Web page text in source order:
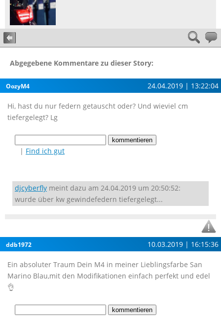
Abgegebene Kommentare zu dieser Story:
OozyM4 24.04.2019 | 13:22:04
Hi, hast du nur federn getauscht oder? Und wieviel cm
tiefergelegt? Lg
| Find ich gut
djcyberfly meint dazu am 24.04.2019 um 20:50:52:
wurde über kw gewindefedern tiefergelegt...
ddb1972 10.03.2019 | 16:15:36
Ein absoluter Traum Dein M4 in meiner Lieblingsfarbe San
Marino Blau,mit den Modifikationen einfach perfekt und edel
👌